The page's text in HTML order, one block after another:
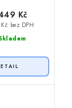
bez DPH
Kč